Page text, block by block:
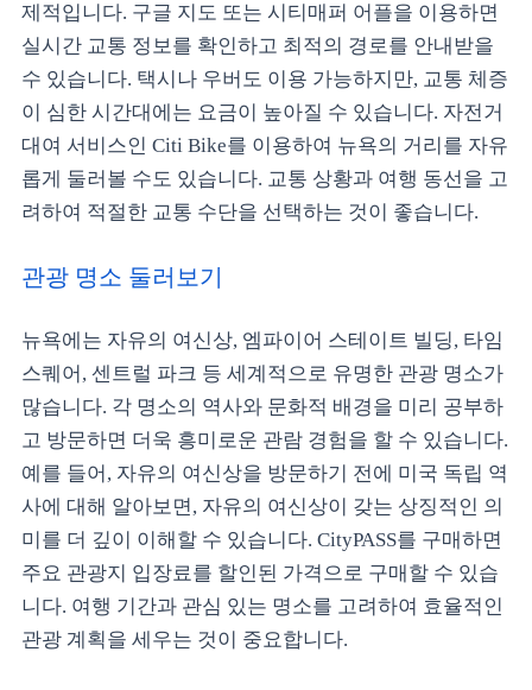
제적입니다. 구글 지도 또는 시티매퍼 어플을 이용하면
실시간 교통 정보를 확인하고 최적의 경로를 안내받을
수 있습니다. 택시나 우버도 이용 가능하지만, 교통 체증
이 심한 시간대에는 요금이 높아질 수 있습니다. 자전거
대여 서비스인 Citi Bike를 이용하여 뉴욕의 거리를 자유
롭게 둘러볼 수도 있습니다. 교통 상황과 여행 동선을 고
려하여 적절한 교통 수단을 선택하는 것이 좋습니다.
관광 명소 둘러보기
뉴욕에는 자유의 여신상, 엠파이어 스테이트 빌딩, 타임
스퀘어, 센트럴 파크 등 세계적으로 유명한 관광 명소가
많습니다. 각 명소의 역사와 문화적 배경을 미리 공부하
고 방문하면 더욱 흥미로운 관람 경험을 할 수 있습니다.
예를 들어, 자유의 여신상을 방문하기 전에 미국 독립 역
사에 대해 알아보면, 자유의 여신상이 갖는 상징적인 의
미를 더 깊이 이해할 수 있습니다. CityPASS를 구매하면
주요 관광지 입장료를 할인된 가격으로 구매할 수 있습
니다. 여행 기간과 관심 있는 명소를 고려하여 효율적인
관광 계획을 세우는 것이 중요합니다.